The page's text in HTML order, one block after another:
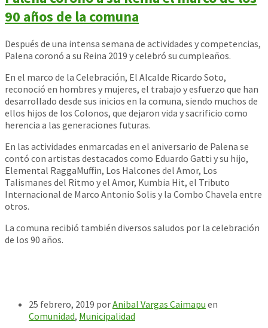
90 años de la comuna
Después de una intensa semana de actividades y competencias,
Palena coronó a su Reina 2019 y celebró su cumpleaños.
En el marco de la Celebración, El Alcalde Ricardo Soto,
reconoció en hombres y mujeres, el trabajo y esfuerzo que han
desarrollado desde sus inicios en la comuna, siendo muchos de
ellos hijos de los Colonos, que dejaron vida y sacrificio como
herencia a las generaciones futuras.
En las actividades enmarcadas en el aniversario de Palena se
contó con artistas destacados como Eduardo Gatti y su hijo,
Elemental RaggaMuffin, Los Halcones del Amor, Los
Talismanes del Ritmo y el Amor, Kumbia Hit, el Tributo
Internacional de Marco Antonio Solis y la Combo Chavela entre
otros.
La comuna recibió también diversos saludos por la celebración
de los 90 años.
25 febrero, 2019 porAnibal Vargas Caimapu en
Comunidad, Municipalidad